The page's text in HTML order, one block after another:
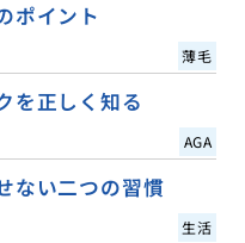
ポイント
薄毛
を正しく知る
AGA
ない二つの習慣
生活